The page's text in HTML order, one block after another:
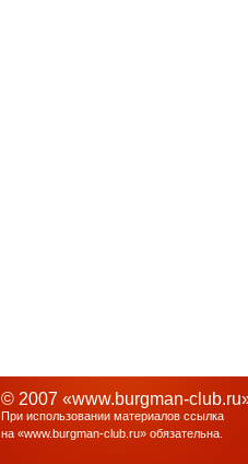
© 2007 «www.burgman-
При использовании материалов ссылка
на «www.burgman-club.ru» обязательна